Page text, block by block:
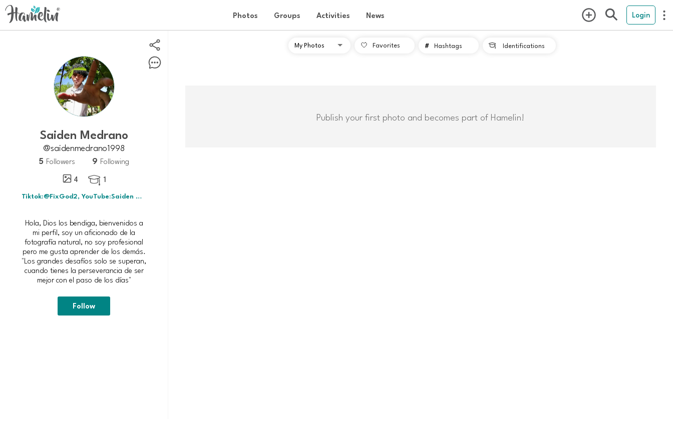
Photos Groups Activities News Login
Saiden Medrano
@saidenmedrano1998
5 Followers 9 Following
4
 1
Tiktok:@FixGod2, YouTube:Saiden Medrano
Hola, Dios los bendiga, bienvenidos a
mi perfil, soy un aficionado de la
fotografía natural, no soy profesional
pero me gusta aprender de los demás.
"Los grandes desafíos solo se superan,
cuando tienes la perseverancia de ser
mejor con el paso de los días"
Follow
Favorites # Hashtags  Identifications
Publish your first photo and becomes part of Hamelin!